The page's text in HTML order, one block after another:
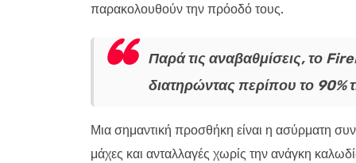
παρακολουθούν την πρόοδό τους.
Παρά τις αναβαθμίσεις, το
διατηρώντας περίπου το 90%
Μια σημαντική προσθήκη είναι η ασύρματη
μάχες και ανταλλαγές χωρίς την ανάγκη